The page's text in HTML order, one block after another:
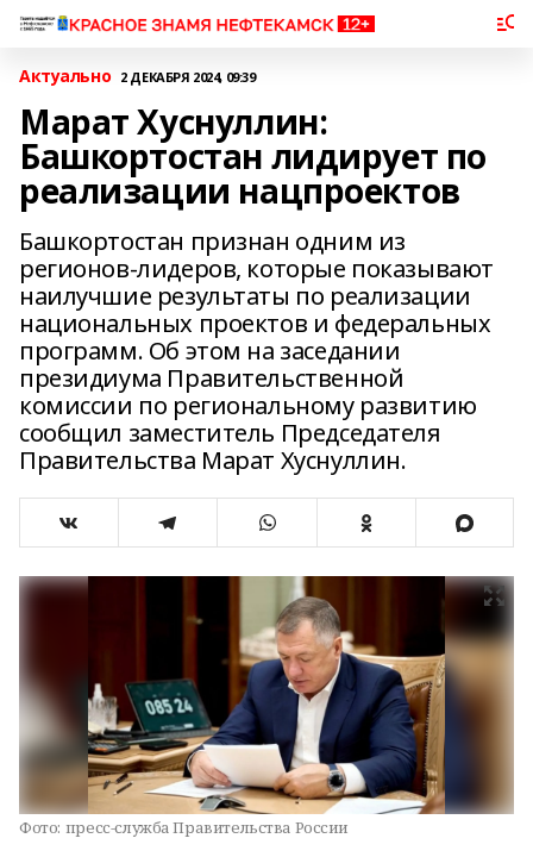
Актуально 2 ДЕКАБРЯ 2024, 09:39
Марат Хуснуллин:
Башкортостан лидирует по
реализации нацпроектов
Башкортостан признан одним из
регионов-лидеров, которые показывают
наилучшие результаты по реализации
национальных проектов и федеральных
программ. Об этом на заседании
президиума Правительственной
комиссии по региональному развитию
сообщил заместитель Председателя
Правительства Марат Хуснуллин.
Фото: пресс-служба Правительства России